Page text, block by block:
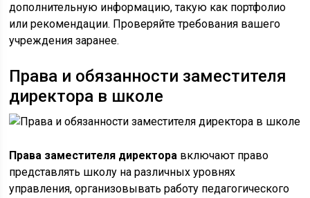
дополнительную информацию, такую как портфолио
или рекомендации. Проверяйте требования вашего
учреждения заранее.
Права и обязанности заместителя
директора в школе
Права заместителя директора включают право
представлять школу на различных уровнях
управления, организовывать работу педагогического